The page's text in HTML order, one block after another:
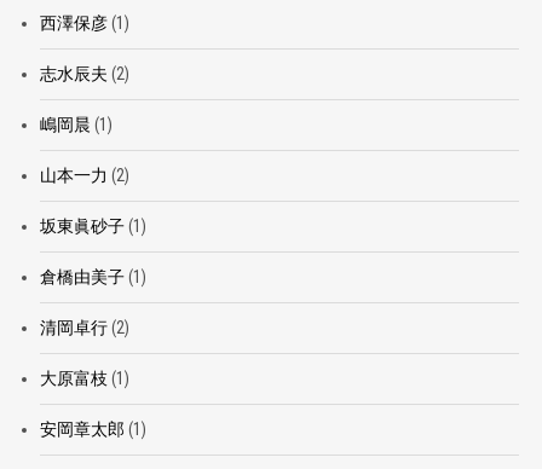
西澤保彦(1)
志水辰夫 (2)
嶋岡晨 (1)
山本一力 (2)
坂東眞砂子(1)
倉橋由美子(1)
清岡卓行(2)
大原富枝 (1)
安岡章太郎 (1)